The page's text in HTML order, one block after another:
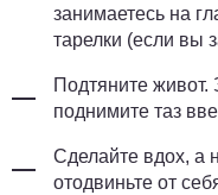
занимаетесь на
тарелки (если вы
Подтяните
поднимите таз
Сделайте вдох, а
отодвиньте от